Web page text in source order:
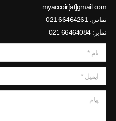
myaccoir[at]gmail.com
تماس: 66464261 021
نمابر: 66464084 021
نام *
ایمیل *